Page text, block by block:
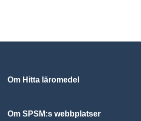
Om Hitta läromedel
Om SPSM:s webbplatser